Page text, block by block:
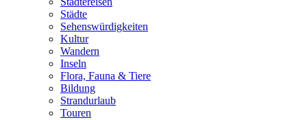
Städte
Sehenswürdigkeiten
Kultur
Wandern
Inseln
Flora, Fauna & Tiere
Bildung
Strandurlaub
Touren